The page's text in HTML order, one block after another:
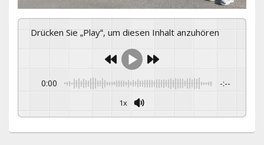
Drücken Sie „Play“, um diesen Inhalt anzuhören
0:00 -:--
1x